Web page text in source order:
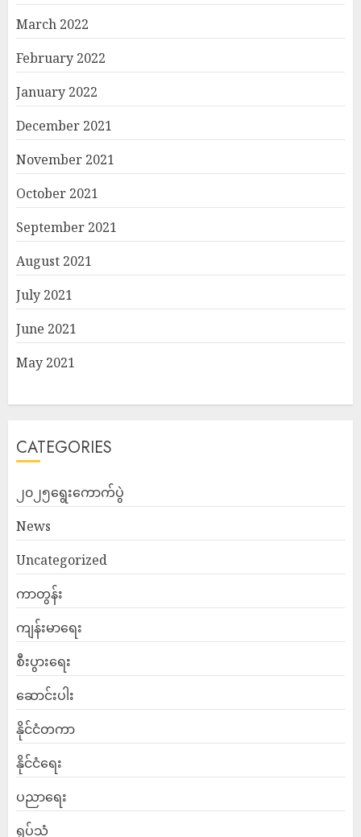
March 2022
February 2022
January 2022
December 2021
November 2021
October 2021
September 2021
August 2021
July 2021
June 2021
May 2021
CATEGORIES
၂၀၂၅ရွေးကောက်ပွဲ
News
Uncategorized
ကာတွန်း
ကျန်းမာရေး
စီးပွားရေး
ဆောင်းပါး
နိုင်ငံတကာ
နိုင်ငံရေး
ပညာရေး
ရုပ်သံ